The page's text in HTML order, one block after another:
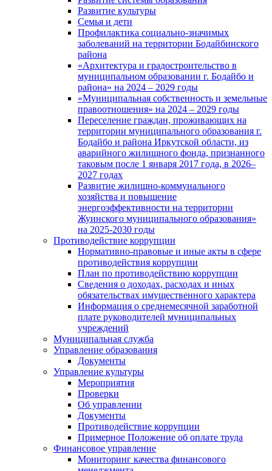
Развитие культуры
Семья и дети
Профилактика социально-значимых
заболеваний на территории Бодайбинского
района
«Архитектура и градостроительство в
муниципальном образовании г. Бодайбо и
района» на 2024 – 2029 годы
«Муниципальная собственность и земельные
правоотношения» на 2024 – 2029 годы
Переселение граждан, проживающих на
территории муниципального образования г.
Бодайбо и района Иркутской области, из
аварийного жилищного фонда, признанного
таковым после 1 января 2017 года, в 2026–
2027 годах
Развитие жилищно-коммунального
хозяйства и повышение
энергоэффективности на территории
Жуинского муниципального образования»
на 2025-2030 годы
Противодействие коррупции
Нормативно-правовые и иные акты в сфере
противодействия коррупции
План по противодействию коррупции
Сведения о доходах, расходах и иных
обязательствах имущественного характера
Информация о среднемесячной заработной
плате руководителей муниципальных
учреждений
Муниципальная служба
Управление образования
Документы
Управление культуры
Мероприятия
Проверки
Об управлении
Документы
Противодействие коррупции
Примерное Положение об оплате труда
Финансовое управление
Мониторинг качества финансового